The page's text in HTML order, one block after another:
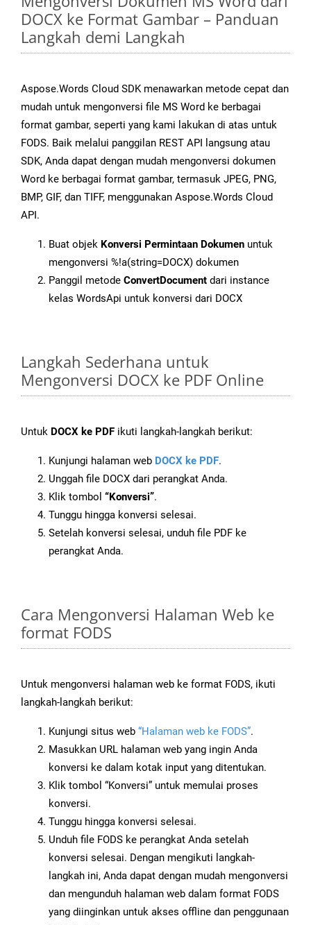
DOCX ke Format Gambar – Panduan
Langkah demi Langkah
Aspose.Words Cloud SDK menawarkan metode cepat dan
mudah untuk mengonversi file MS Word ke berbagai
format gambar, seperti yang kami lakukan di atas untuk
FODS. Baik melalui panggilan REST API langsung atau
SDK, Anda dapat dengan mudah mengonversi dokumen
Word ke berbagai format gambar, termasuk JPEG, PNG,
BMP, GIF, dan TIFF, menggunakan Aspose.Words Cloud
API.
Buat objek Konversi Permintaan Dokumen untuk
mengonversi %!a(string=DOCX) dokumen
Panggil metode ConvertDocument dari instance
kelas WordsApi untuk konversi dari DOCX
Langkah Sederhana untuk
Mengonversi DOCX ke PDF Online
Untuk DOCX ke PDF ikuti langkah-langkah berikut:
Kunjungi halaman web DOCX ke PDF.
Unggah file DOCX dari perangkat Anda.
Klik tombol “Konversi”.
Tunggu hingga konversi selesai.
Setelah konversi selesai, unduh file PDF ke
perangkat Anda.
Cara Mengonversi Halaman Web ke
format FODS
Untuk mengonversi halaman web ke format FODS, ikuti
langkah-langkah berikut:
Kunjungi situs web “Halaman web ke FODS”.
Masukkan URL halaman web yang ingin Anda
konversi ke dalam kotak input yang ditentukan.
Klik tombol “Konversi” untuk memulai proses
konversi.
Tunggu hingga konversi selesai.
Unduh file FODS ke perangkat Anda setelah
konversi selesai. Dengan mengikuti langkah-
langkah ini, Anda dapat dengan mudah mengonversi
dan mengunduh halaman web dalam format FODS
yang diinginkan untuk akses offline dan penggunaan